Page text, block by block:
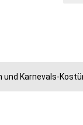
und Karnevals-